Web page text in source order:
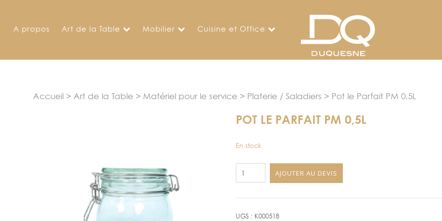
contentA propos Art de la Table Mobilier Cuisine et Office
Accueil > Art de la Table > Matériel pour le service > Platerie / Saladiers > Pot le Parfait PM 0,5L
POT LE PARFAIT PM 0,5L
En stock
de
Parfait
AJOUTER AU DEVIS
UGS : K000518